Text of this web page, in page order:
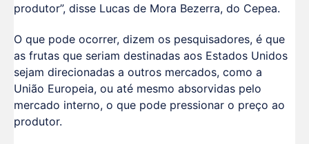
produtor”, disse Lucas de Mora Bezerra, do Cepea.
O que pode ocorrer, dizem os pesquisadores, é que
as frutas que seriam destinadas aos Estados Unidos
sejam direcionadas a outros mercados, como a
União Europeia, ou até mesmo absorvidas pelo
mercado interno, o que pode pressionar o preço ao
produtor.